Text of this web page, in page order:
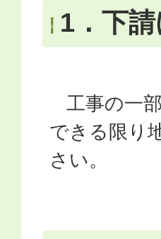
1．下
工事の一
できる限り
さい。